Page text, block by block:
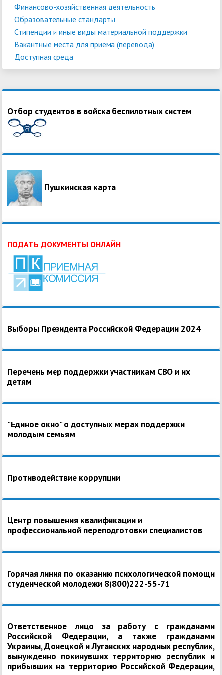
Финансово-хозяйственная деятельность
Образовательные стандарты
Стипендии и иные виды материальной поддержки
Вакантные места для приема (перевода)
Доступная среда
Отбор студентов в войска беспилотных систем
Пушкинская карта
ПОДАТЬ ДОКУМЕНТЫ ОНЛАЙН
Выборы Президента Российской Федерации 2024
Перечень мер поддержки участникам СВО и их
детям
"Единое окно" о доступных мерах поддержки
молодым семьям
Противодействие коррупции
Центр повышения квалификации и
профессиональной переподготовки специалистов
Горячая линия по оказанию психологической помощи
студенческой молодежи 8(800)222-55-71
Ответственное лицо за работу с гражданами
Российской Федерации, а также гражданами
Украины, Донецкой и Луганских народных республик,
вынужденно покинувших территорию республик и
прибывших на территорию Российской Федерации,